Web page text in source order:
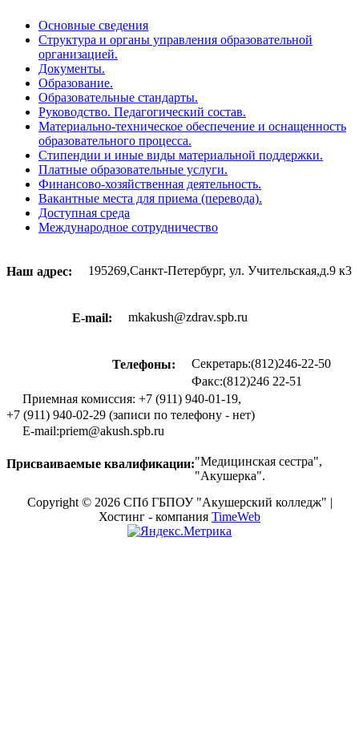
Основные сведения
Структура и органы управления образовательной
организацией.
Документы.
Образование.
Образовательные стандарты.
Руководство. Педагогический состав.
Материально-техническое обеспечение и оснащенность
образовательного процесса.
Стипендии и иные виды материальной поддержки.
Платные образовательные услуги.
Финансово-хозяйственная деятельность.
Вакантные места для приема (перевода).
Доступная среда
Международное сотрудничество
Наш адрес: 195269,Санкт-Петербург, ул. Учительская,д.9 к3
E-mail: mkakush@zdrav.spb.ru
Телефоны:
Секретарь:(812)246-22-50
Факс:(812)246 22-51
Приемная комиссия: +7 (911) 940-01-19,
+7 (911) 940-02-29 (записи по телефону - нет)
E-mail:priem@akush.spb.ru
Присваиваемые квалификации:"Медицинская сестра",
"Акушерка".
Copyright © 2026 СПб ГБПОУ "Акушерский колледж" |
Хостинг - компания TimeWeb